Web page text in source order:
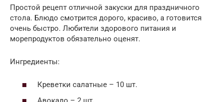
Простой рецепт отличной закуски для праздничного
стола. Блюдо смотрится дорого, красиво, а готовится
очень быстро. Любители здорового питания и
морепродуктов обязательно оценят.
Ингредиенты:
Креветки салатные – 10 шт.